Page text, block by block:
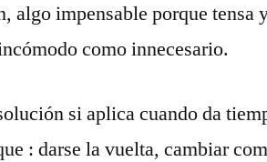
algo impensable porque tensa
como innecesario.
si aplica cuando da
: darse la vuelta, cambiar